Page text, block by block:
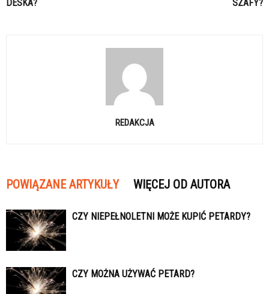
DESKA?
SZAFY?
REDAKCJA
POWIĄZANE ARTYKUŁY WIĘCEJ OD AUTORA
CZY NIEPEŁNOLETNI MOŻE KUPIĆ PETARDY?
CZY MOŻNA UŻYWAĆ PETARD?